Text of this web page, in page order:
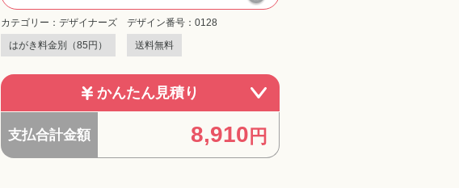
カテゴリー：デザイナーズ デザイン番号：0128
はがき料金別（85円）
送料無料
かんたん見積り
小計 8,910
はがき料金 0円x30枚
0円
支払合計金額 8,910 円